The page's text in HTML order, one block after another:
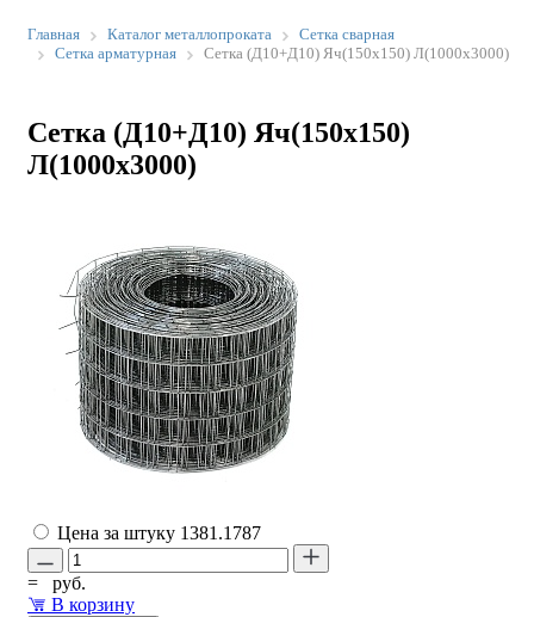
Главная Каталог металлопроката
Сетка сварная
Сетка арматурная
Сетка (Д10+Д10) Яч(150х150) Л(1000х3000)
Сетка (Д10+Д10) Яч(150х150)
Л(1000х3000)
Цена за штуку 1381.1787
=
руб.
В корзину